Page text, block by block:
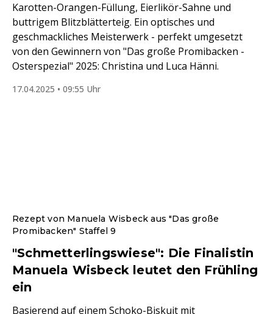
Karotten-Orangen-Füllung, Eierlikör-Sahne und
buttrigem Blitzblätterteig. Ein optisches und
geschmackliches Meisterwerk - perfekt umgesetzt
von den Gewinnern von "Das große Promibacken -
Osterspezial" 2025: Christina und Luca Hänni.
17.04.2025 • 09:55 Uhr
Rezept von Manuela Wisbeck aus "Das große
Promibacken" Staffel 9
"Schmetterlingswiese": Die Finalistin
Manuela Wisbeck leutet den Frühling
ein
Basierend auf einem Schoko-Biskuit mit